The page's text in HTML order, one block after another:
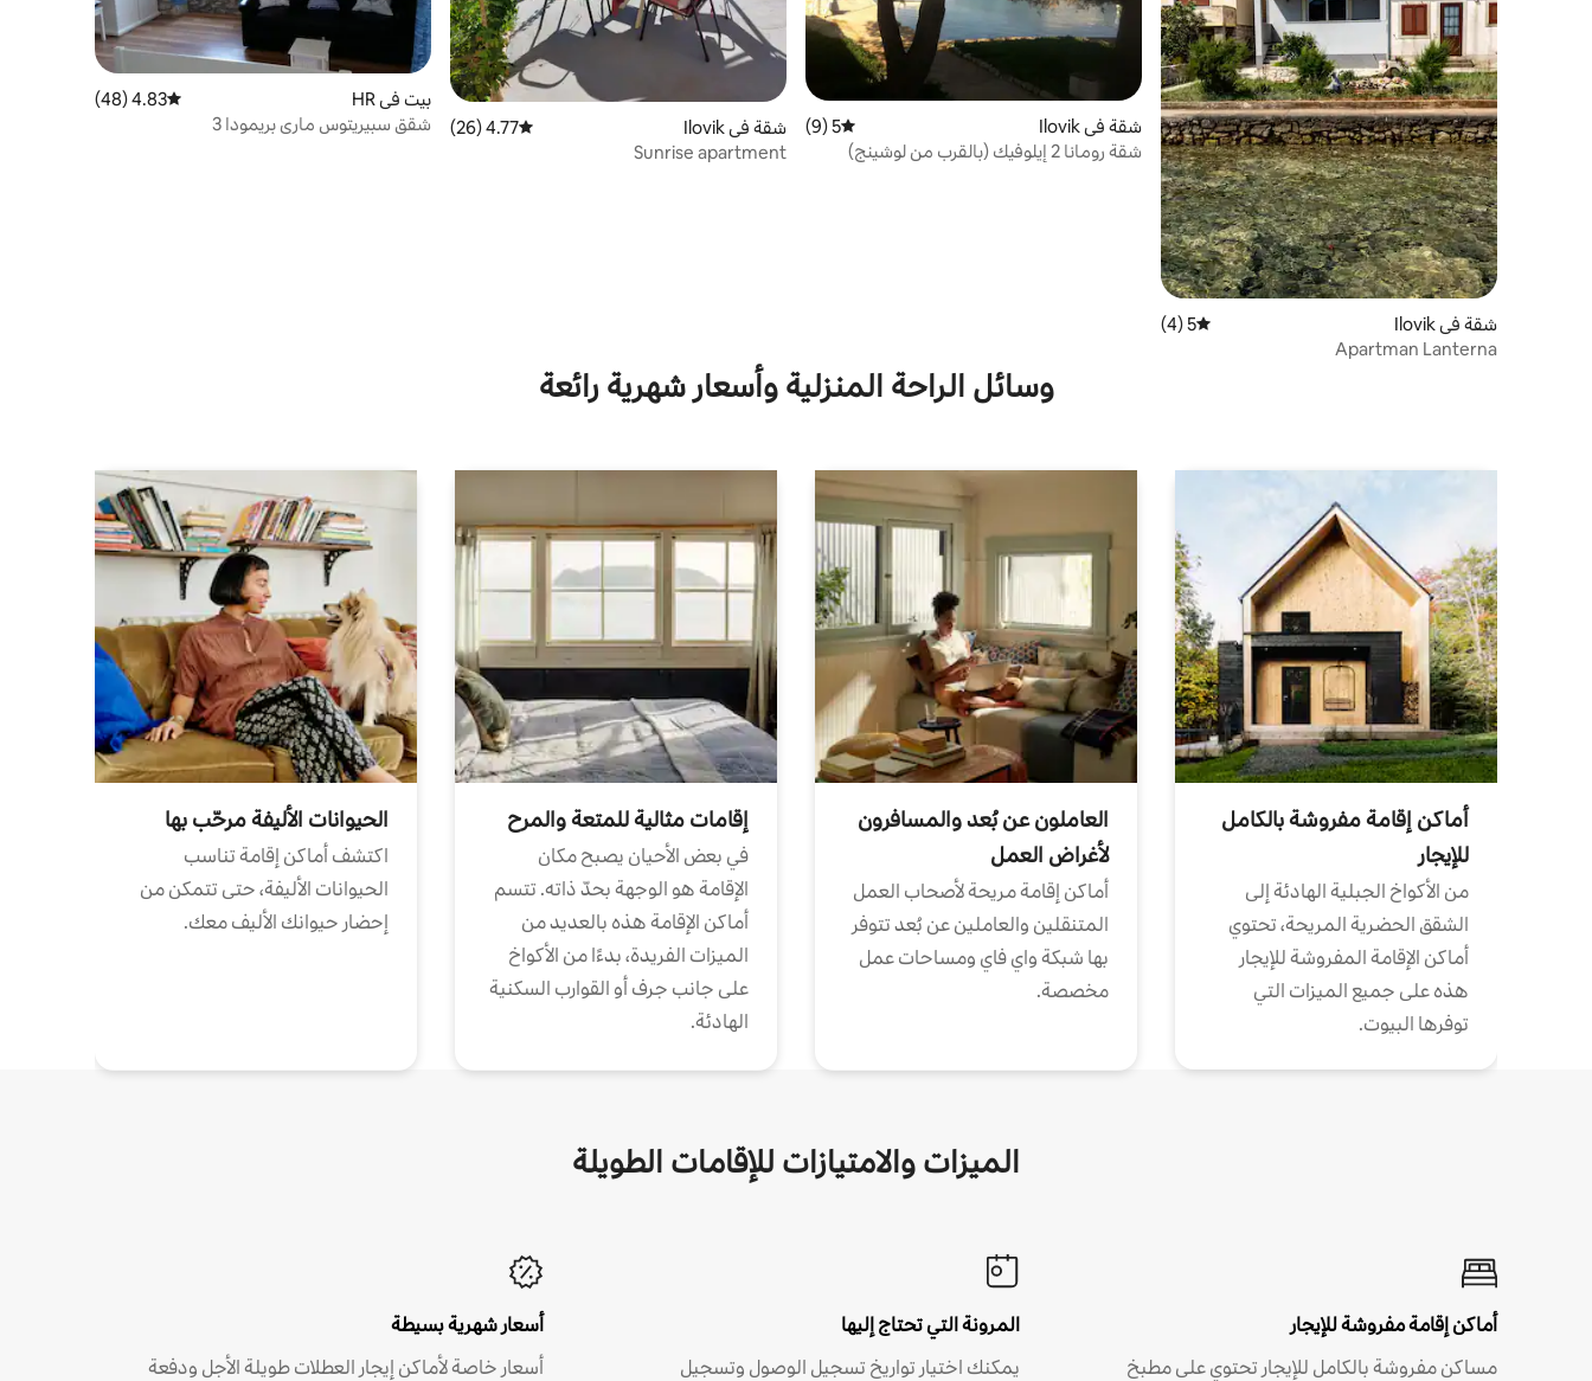
شقة في Ilovik متوسط التقييم 5 من 5، 4 مراجعات
5 (4)
Apartman Lanterna
شقة في Ilovik متوسط التقييم 5 من 5، 9 مراجعات
5 (9)
شقة رومانا 2 إيلوفيك (بالقرب من لوشينج)
شقة في Ilovik متوسط التقييم 4.77 من 5، 26 مراجعات
4.77 (26)
Sunrise apartment
بيت في HR متوسط التقييم 4.83 من 5، 48 مراجعات
4.83 (48)
شقق سبيريتوس ماري بريمودا 3
وسائل الراحة المنزلية وأسعار شهرية رائعة
أماكن إقامة مفروشة بالكامل
للإيجار
من الأكواخ الجبلية الهادئة إلى
الشقق الحضرية المريحة، تحتوي
أماكن الإقامة المفروشة للإيجار
هذه على جميع الميزات التي
توفرها البيوت.
العاملون عن بُعد والمسافرون
لأغراض العمل
أماكن إقامة مريحة لأصحاب العمل
المتنقلين والعاملين عن بُعد تتوفر
بها شبكة واي فاي ومساحات عمل
مخصصة.
إقامات مثالية للمتعة والمرح
في بعض الأحيان يصبح مكان
الإقامة هو الوجهة بحدّ ذاته. تتسم
أماكن الإقامة هذه بالعديد من
الميزات الفريدة، بدءًا من الأكواخ
على جانب جرف أو القوارب السكنية
الهادئة.
الحيوانات الأليفة مرحّب بها
اكتشف أماكن إقامة تناسب
الحيوانات الأليفة، حتى تتمكن من
إحضار حيوانك الأليف معك.
الميزات والامتيازات للإقامات الطويلة
أماكن إقامة مفروشة للإيجار
مساكن مفروشة بالكامل للإيجار تحتوي على مطبخ
المرونة التي تحتاج إليها
يمكنك اختيار تواريخ تسجيل الوصول وتسجيل
أسعار شهرية بسيطة
أسعار خاصة لأماكن إيجار العطلات طويلة الأجل ودفعة